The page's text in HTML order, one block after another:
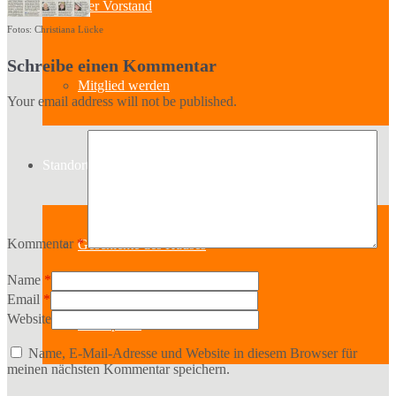
Der Vorstand
Mitglied werden
Standort
Geschichte des Hauses
Fotos: Christiana Lücke
Schreibe einen Kommentar
Your email address will not be published.
Kommentar *
Name *
Email *
Website
Name, E-Mail-Adresse und Website in diesem Browser für
meinen nächsten Kommentar speichern.